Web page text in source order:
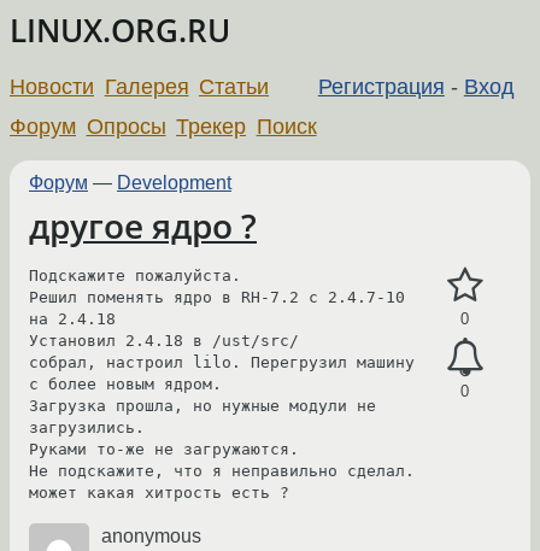
LINUX.ORG.RU
Регистрация - Вход
Новости Галерея Статьи
Форум Опросы Трекер Поиск
Форум — Development
другое ядро ?
0
0
Подскажите пожалуйста.
Решил поменять ядро в RH-7.2 c 2.4.7-10
на 2.4.18
Установил 2.4.18 в /ust/src/
собрал, настроил lilo. Перегрузил машину
с более новым ядром.
Загрузка прошла, но нужные модули не
загрузились.
Руками то-же не загружаются.
Не подскажите, что я неправильно сделал.
может какая хитрость есть ?
anonymous